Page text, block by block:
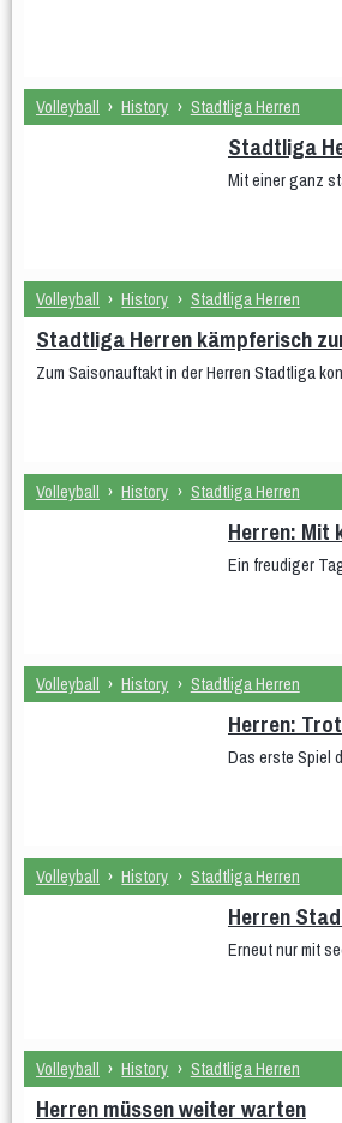
Volleyball › History › Stadtliga Herren
Stadtliga
Mit einer ganz
Volleyball › History › Stadtliga Herren
Stadtliga Herren kämpferisch
Zum Saisonauftakt in der Herren Stadtliga
Volleyball › History › Stadtliga Herren
Herren: Mit
Ein freudiger
Volleyball › History › Stadtliga Herren
Herren:
Das erste Spiel
Volleyball › History › Stadtliga Herren
Herren
Erneut nur mit
Volleyball › History › Stadtliga Herren
Herren müssen weiter warten